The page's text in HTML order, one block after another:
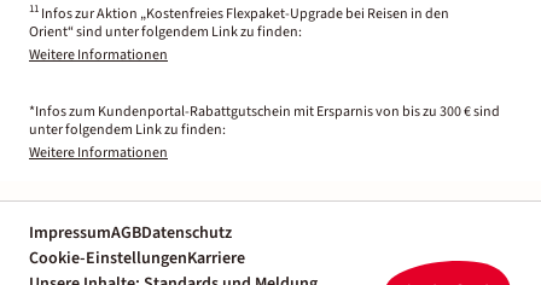
11 Infos zur Aktion „Kostenfreies Flexpaket-Upgrade bei Reisen in den
Orient“ sind unter folgendem Link zu finden:
Weitere Informationen
*Infos zum Kundenportal-Rabattgutschein mit Ersparnis von bis zu 300 € sind
unter folgendem Link zu finden:
Weitere Informationen
ImpressumAGBDatenschutz
Cookie-EinstellungenKarriere